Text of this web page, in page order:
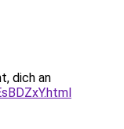
dich an